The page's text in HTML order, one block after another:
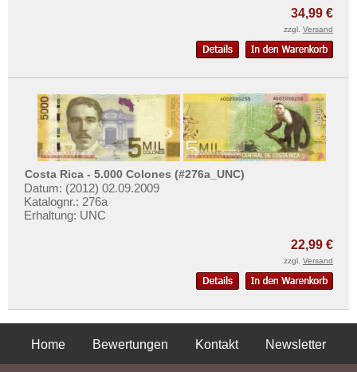
34,99 €
zzgl. Versand
Costa Rica - 5.000 Colones (#276a_UNC)
Datum: (2012) 02.09.2009
Katalognr.: 276a
Erhaltung: UNC
22,99 €
zzgl. Versand
Home Bewertungen Kontakt
Newsletter